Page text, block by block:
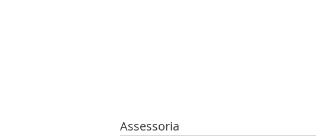
Assessoria